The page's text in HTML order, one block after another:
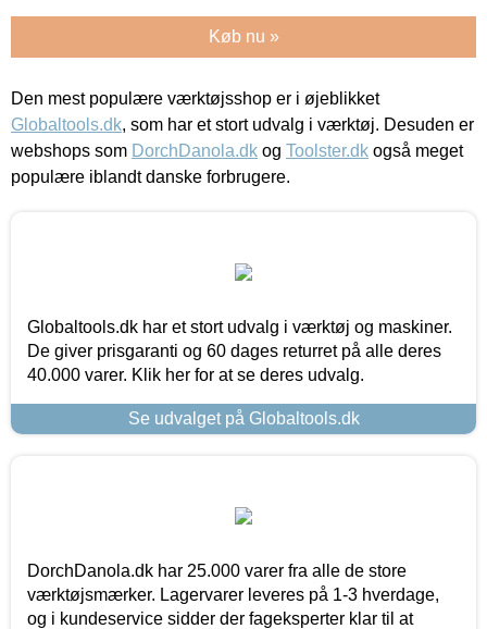
Køb nu »
Den mest populære værktøjsshop er i øjeblikket
Globaltools.dk, som har et stort udvalg i værktøj. Desuden er
webshops som DorchDanola.dk og Toolster.dk også meget
populære iblandt danske forbrugere.
Globaltools.dk har et stort udvalg i værktøj og maskiner.
De giver prisgaranti og 60 dages returret på alle deres
40.000 varer. Klik her for at se deres udvalg.
Se udvalget på Globaltools.dk
DorchDanola.dk har 25.000 varer fra alle de store
værktøjsmærker. Lagervarer leveres på 1-3 hverdage,
og i kundeservice sidder der fageksperter klar til at